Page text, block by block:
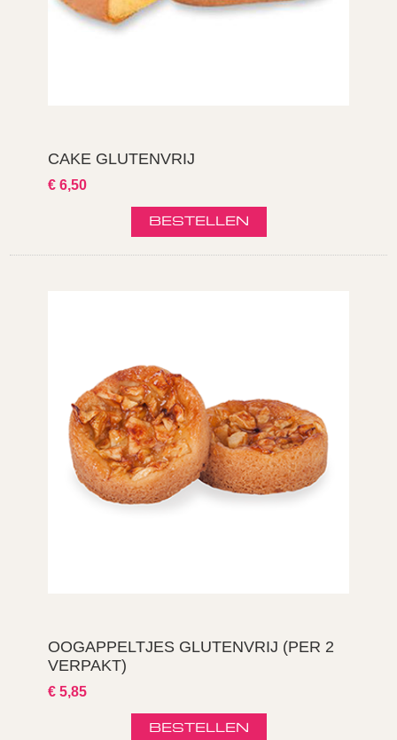
CAKE GLUTENVRIJ
€ 6,50
OOGAPPELTJES GLUTENVRIJ (PER 2
VERPAKT)
€ 5,85